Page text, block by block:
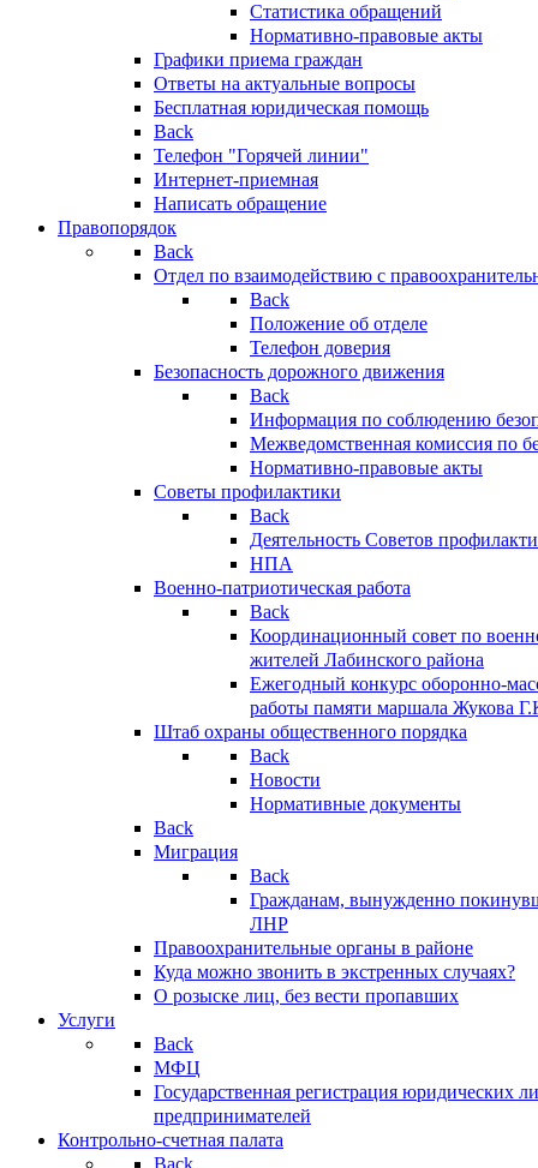
Статистика обращений
Нормативно-правовые акты
Графики приема граждан
Ответы на актуальные вопросы
Бесплатная юридическая помощь
Back
Телефон "Горячей линии"
Интернет-приемная
Написать обращение
Правопорядок
Back
Отдел по взаимодействию с
Back
Положение об отделе
Телефон доверия
Безопасность дорожного движения
Back
Информация по соблюдению
Межведомственная комиссия по
Нормативно-правовые акты
Советы профилактики
Back
Деятельность Советов
НПА
Военно-патриотическая работа
Back
Координационный совет по
жителей Лабинского района
Ежегодный конкурс оборонно-
работы памяти маршала Жукова
Штаб охраны общественного порядка
Back
Новости
Нормативные документы
Back
Миграция
Back
Гражданам, вынужденно
ЛНР
Правоохранительные органы в районе
Куда можно звонить в экстренных случаях?
О розыске лиц, без вести пропавших
Услуги
Back
МФЦ
Государственная регистрация юридических
предпринимателей
Контрольно-счетная палата
Back